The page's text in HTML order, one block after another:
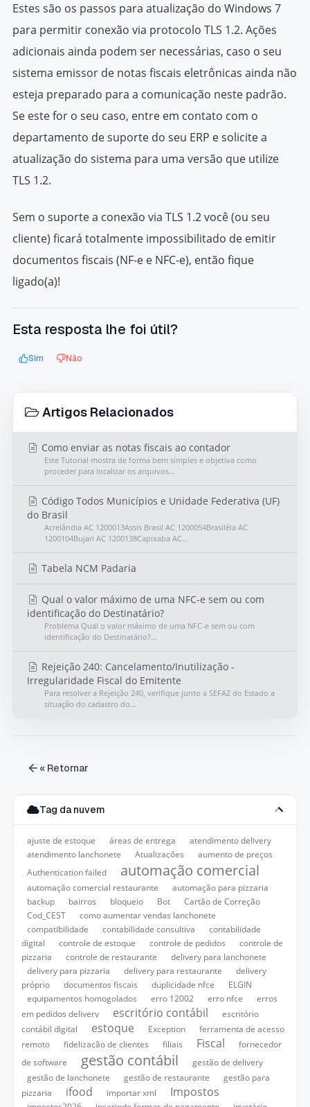
Estes são os passos para atualização do Windows 7
para permitir conexão via protocolo TLS 1.2. Ações
adicionais ainda podem ser necessárias, caso o seu
sistema emissor de notas fiscais eletrônicas ainda não
esteja preparado para a comunicação neste padrão.
Se este for o seu caso, entre em contato com o
departamento de suporte do seu ERP e solicite a
atualização do sistema para uma versão que utilize
TLS 1.2.
Sem o suporte a conexão via TLS 1.2 você (ou seu
cliente) ficará totalmente impossibilitado de emitir
documentos fiscais (NF-e e NFC-e), então fique
ligado(a)!
Esta resposta lhe foi útil?
Sim Não
Artigos Relacionados
Como enviar as notas fiscais ao contador
Este Tutorial mostra de forma bem simples e objetiva como
proceder para localizar os arquivos...
Código Todos Municípios e Unidade Federativa (UF)
do Brasil
Acrelândia AC 1200013Assis Brasil AC 1200054Brasiléia AC
1200104Bujari AC 1200138Capixaba AC...
Tabela NCM Padaria
Qual o valor máximo de uma NFC-e sem ou com
identificação do Destinatário?
Problema Qual o valor máximo de uma NFC-e sem ou com
identificação do Destinatário?...
Rejeição 240: Cancelamento/Inutilização -
Irregularidade Fiscal do Emitente
Para resolver a Rejeição 240, verifique junto a SEFAZ do Estado a
situação do cadastro do...
« Retornar
Tag da nuvem
ajuste de estoque áreas de entrega
atendimento delivery
atendimento lanchonete
Atualizações
aumento de preços
Authentication failed
automação comercial
automação comercial restaurante
automação para pizzaria
backup
bairros bloqueio Bot
Cartão de Correção
Cod_CEST
como aumentar vendas lanchonete
compatibilidade
contabilidade consultiva
contabilidade
digital
controle de estoque controle de pedidos
controle de
pizzaria
controle de restaurante
delivery para lanchonete
delivery para pizzaria
delivery para restaurante
delivery
próprio
documentos fiscais duplicidade nfce
ELGIN
equipamentos homogolados
erro 12002 erro nfce
erros
em pedidos delivery
escritório contábil
escritório
contábil digital
estoque Exception
ferramenta de acesso
remoto
fidelização de clientes filiais Fiscal
fornecedor
de software
gestão contábil
gestão de delivery
gestão de lanchonete
gestão de restaurante
gestão para
pizzaria
ifood importar xml Impostos